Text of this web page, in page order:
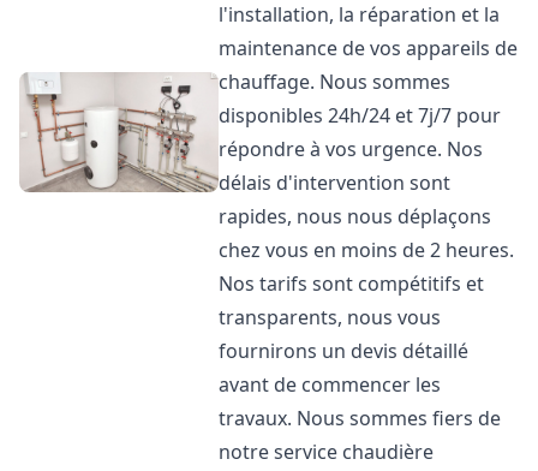
l'installation, la réparation et la
maintenance de vos appareils de
chauffage. Nous sommes
disponibles 24h/24 et 7j/7 pour
répondre à vos urgence. Nos
délais d'intervention sont
rapides, nous nous déplaçons
chez vous en moins de 2 heures.
Nos tarifs sont compétitifs et
transparents, nous vous
fournirons un devis détaillé
avant de commencer les
travaux. Nous sommes fiers de
notre service chaudière